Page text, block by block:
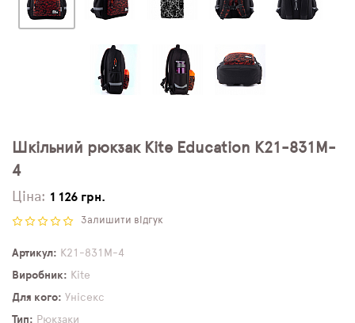
Шкільний рюкзак Kite Education K21-831M-
4
Ціна: 1 126 грн.
Залишити відгук
Артикул
K21-831M-4
Виробник
Kite
Для кого
Унісекс
Тип
Рюкзаки